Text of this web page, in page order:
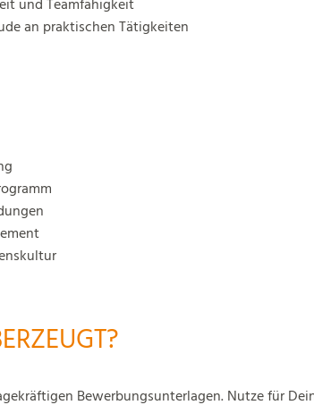
und Teamfähigkeit
an praktischen Tätigkeiten
Bewerbungsunterlagen. Nutze für